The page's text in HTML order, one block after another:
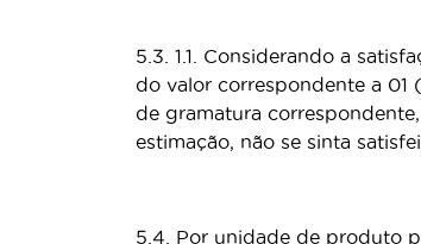
5.3. 1.1. Considerando a
do valor correspondente a
de gramatura
estimação, não se sinta
5.4. Por unidade de produto